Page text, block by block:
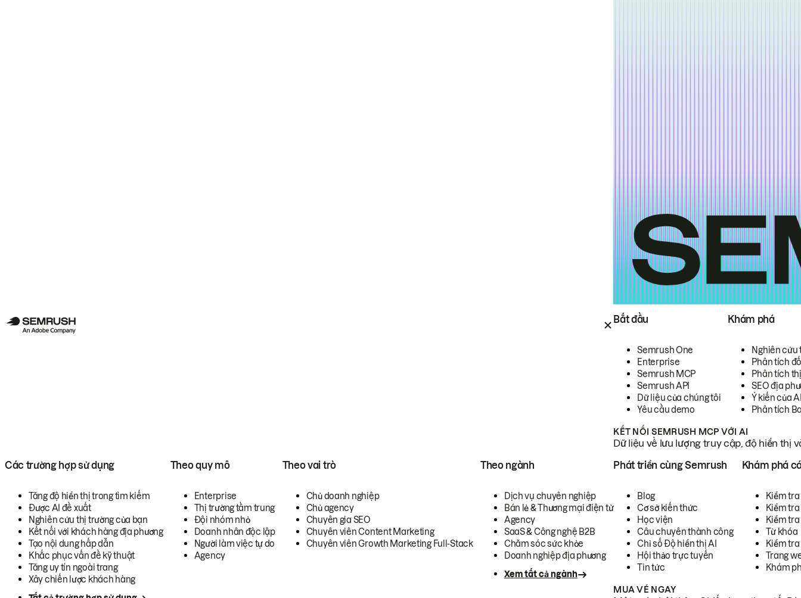
Bắt đầu
Semrush One
Enterprise
Semrush MCP
Semrush API
Dữ liệu của chúng tôi
Yêu cầu demo
Khám phá
Nghiên cứu
Phân tích
Phân tích
SEO địa
Ý kiến của
Phân tích
KẾT NỐI SEMRUSH MCP VỚI AI
Dữ liệu về lưu lượng truy cập, độ hiển thị
Các trường hợp sử dụng
Tăng độ hiển thị trong tìm kiếm
Được AI đề xuất
Nghiên cứu thị trường của bạn
Kết nối với khách hàng địa phương
Tạo nội dung hấp dẫn
Khắc phục vấn đề kỹ thuật
Tăng uy tín ngoài trang
Xây chiến lược khách hàng
Theo quy mô
Enterprise
Thị trường tầm trung
Đội nhóm nhỏ
Doanh nhân độc lập
Người làm việc tự do
Agency
Theo vai trò
Chủ doanh nghiệp
Chủ agency
Chuyên gia SEO
Chuyên viên Content Marketing
Chuyên viên Growth Marketing Full-Stack
Theo ngành
Dịch vụ chuyên nghiệp
Bán lẻ & Thương mại điện tử
Agency
SaaS & Công nghệ B2B
Chăm sóc sức khỏe
Doanh nghiệp địa phương
Xem tất cả ngành
Phát triển cùng Semrush
Blog
Cơ sở kiến thức
Học viện
Câu chuyên thành công
Chỉ số Độ hiển thị AI
Hội thảo trực tuyến
Tin tức
Khám phá
Kiểm
Kiểm tra
Kiểm
Từ khóa
Kiểm
Trang
Khám
MUA VÉ NGAY